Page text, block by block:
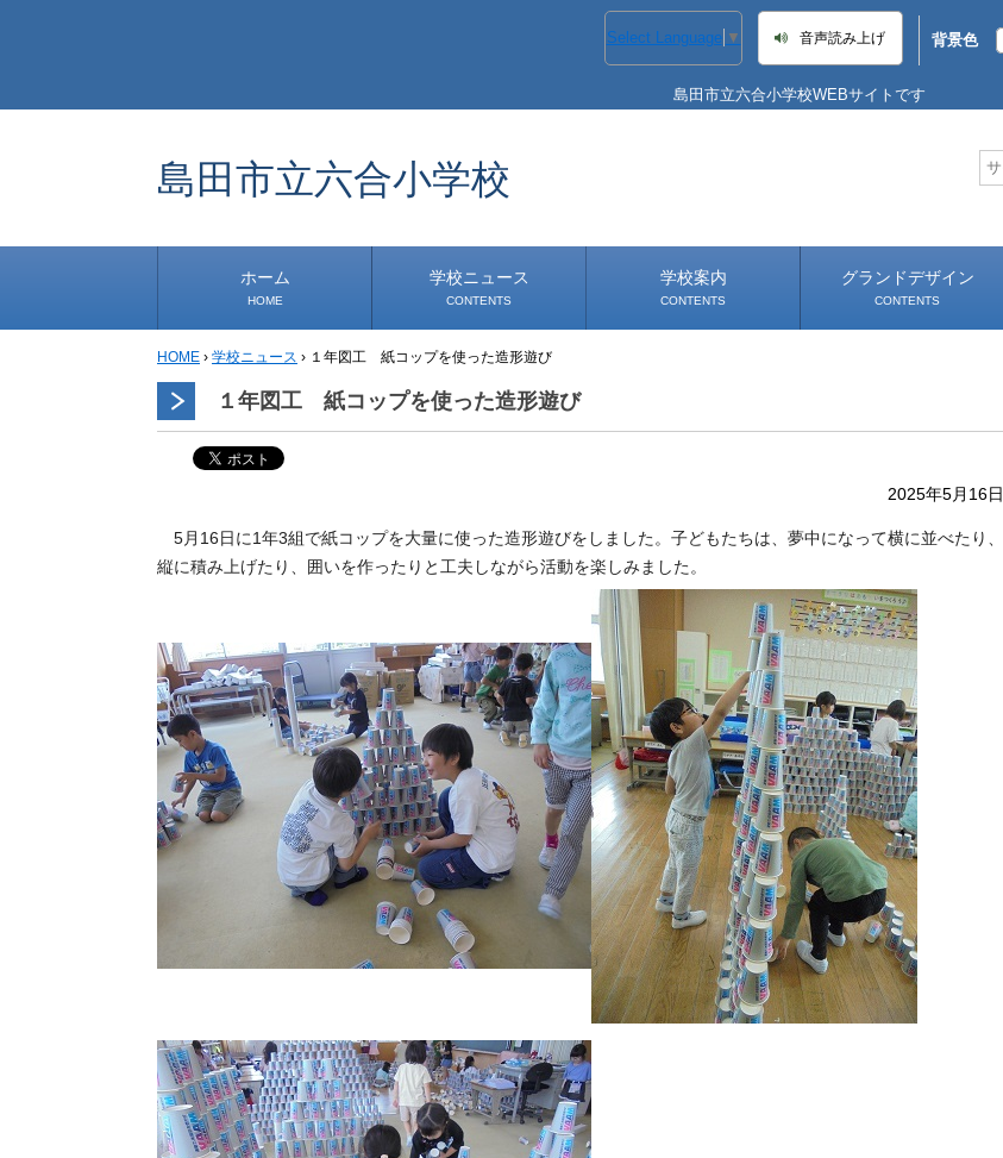
Select Language ▼ 音声読み上げ 背景色
島田市立六合小学校WEBサイトです
島田市立六合小学校
ホーム
HOME
学校ニュース
CONTENTS
学校から
安心・安全
1年生
2年生
3年生
4年生
5年生
6年生
事務・保健室から
児童会・部活から
研修
小中連携事業
道徳教育推進事業
学校案内
CONTENTS
グランドデザイン
CONTENTS
HOME › 学校ニュース › １年図工 紙コップを使った造形遊び
１年図工 紙コップを使った造形遊び
2025年5月16日
5月16日に1年3組で紙コップを大量に使った造形遊びをしました。子どもたちは、夢中になって横に並べたり、
縦に積み上げたり、囲いを作ったりと工夫しながら活動を楽しみました。